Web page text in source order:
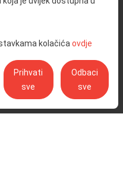
kolačića ovdje
Prihvati
sve
Odbaci
sve
kolačića